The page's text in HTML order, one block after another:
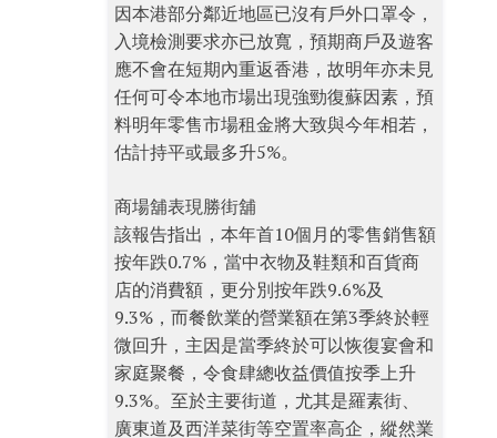
因本港部分鄰近地區已沒有戶外口罩令，
入境檢測要求亦已放寬，預期商戶及遊客
應不會在短期內重返香港，故明年亦未見
任何可令本地市場出現強勁復蘇因素，預
料明年零售市場租金將大致與今年相若，
估計持平或最多升5%。
商場舖表現勝街舖
該報告指出，本年首10個月的零售銷售額
按年跌0.7%，當中衣物及鞋類和百貨商
店的消費額，更分別按年跌9.6%及
9.3%，而餐飲業的營業額在第3季終於輕
微回升，主因是當季終於可以恢復宴會和
家庭聚餐，令食肆總收益價值按季上升
9.3%。至於主要街道，尤其是羅素街、
廣東道及西洋菜街等空置率高企，縱然業